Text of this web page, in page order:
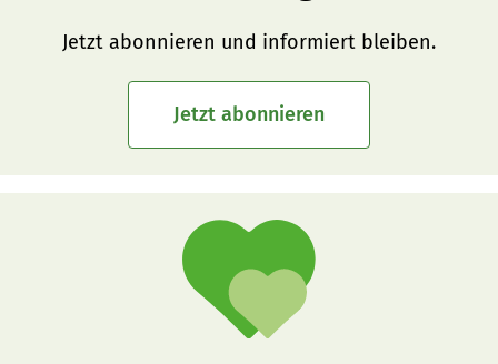
Jetzt abonnieren und informiert bleiben.
Jetzt abonnieren